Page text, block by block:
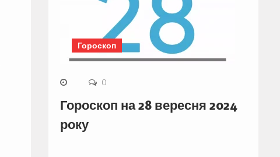
Гороскоп
0
Гороскоп на 28 вересня 2024
року